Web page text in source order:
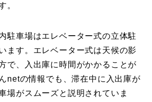
。
駐車場はエレベーター式の立体駐
ます。エレベーター式は天候の影
で、入出庫に時間がかかることが
netの情報でも、滞在中に入出庫が
場がスムーズと説明されていま